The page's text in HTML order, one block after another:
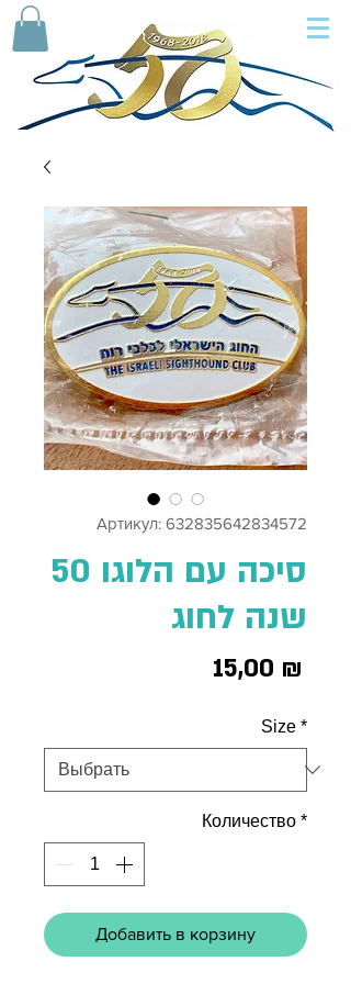
Артикул: 632835642834572
סיכה עם הלוגו 50
שנה לחוג
15,00 ₪
Size *
Количество *
Добавить в корзину